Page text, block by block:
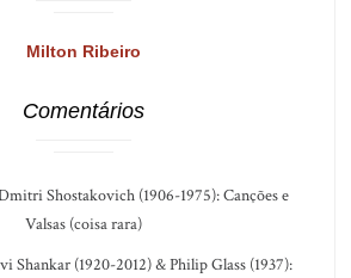
Milton Ribeiro
Comentários
Shostakovich (1906-1975): Canções e
Valsas (coisa rara)
Shankar (1920-2012) & Philip Glass (1937):